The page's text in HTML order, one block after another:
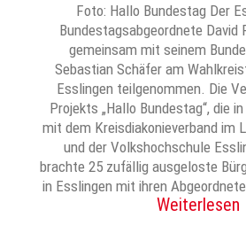
Foto: Hallo Bundestag Der
Bundestagsabgeordnete David
gemeinsam mit seinem
Sebastian Schäfer am
Esslingen teilgenommen. Die
Projekts „Hallo Bundestag“, die
mit dem Kreisdiakonieverband im
und der Volkshochschule
brachte 25 zufällig ausgeloste
in Esslingen mit ihren
Weiterlesen